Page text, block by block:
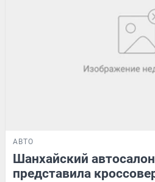
АВТО
Шанхайский автосалон
представила